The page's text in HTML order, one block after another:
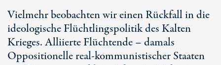
Vielmehr beobachten wir einen Rückfall in die
ideologische Flüchtlingspolitik des Kalten
Krieges. Alliierte Flüchtende – damals
Oppositionelle real-kommunistischer Staaten